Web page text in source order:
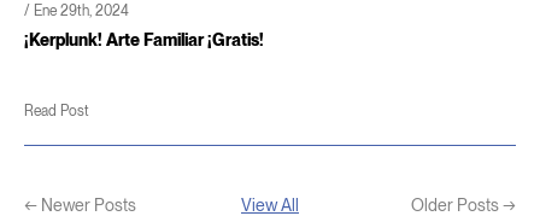
/ Ene 29th, 2024
¡Kerplunk! Arte Familiar ¡Gratis!
Read Post
← Newer Posts View All Older Posts →